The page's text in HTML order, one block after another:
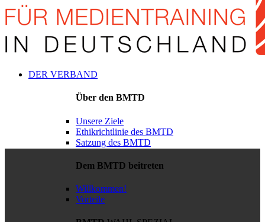
DER VERBAND
Über den BMTD
Unsere Ziele
Ethikrichtlinie des BMTD
Satzung des BMTD
Dem BMTD beitreten
Willkommen!
Vorteile